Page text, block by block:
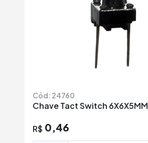
Cód: 24760
Chave Tact Switch 6X6X5MM
R$ 0,46